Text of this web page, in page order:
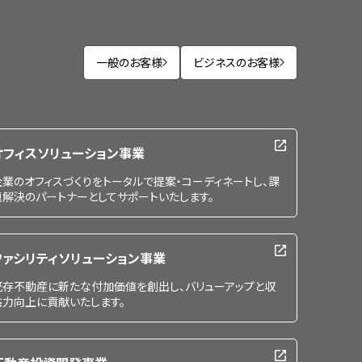
一般のお客様 ビジネスのお客様
フィスソリューション事業
のオフィスづくりをトータルで提案・コーディネートし、課
決のパートナーとしてサポートいたします。
ァシリティソリューション事業
不動産に新たな付加価値を創出し、バリューアップと収
向上に貢献いたします。